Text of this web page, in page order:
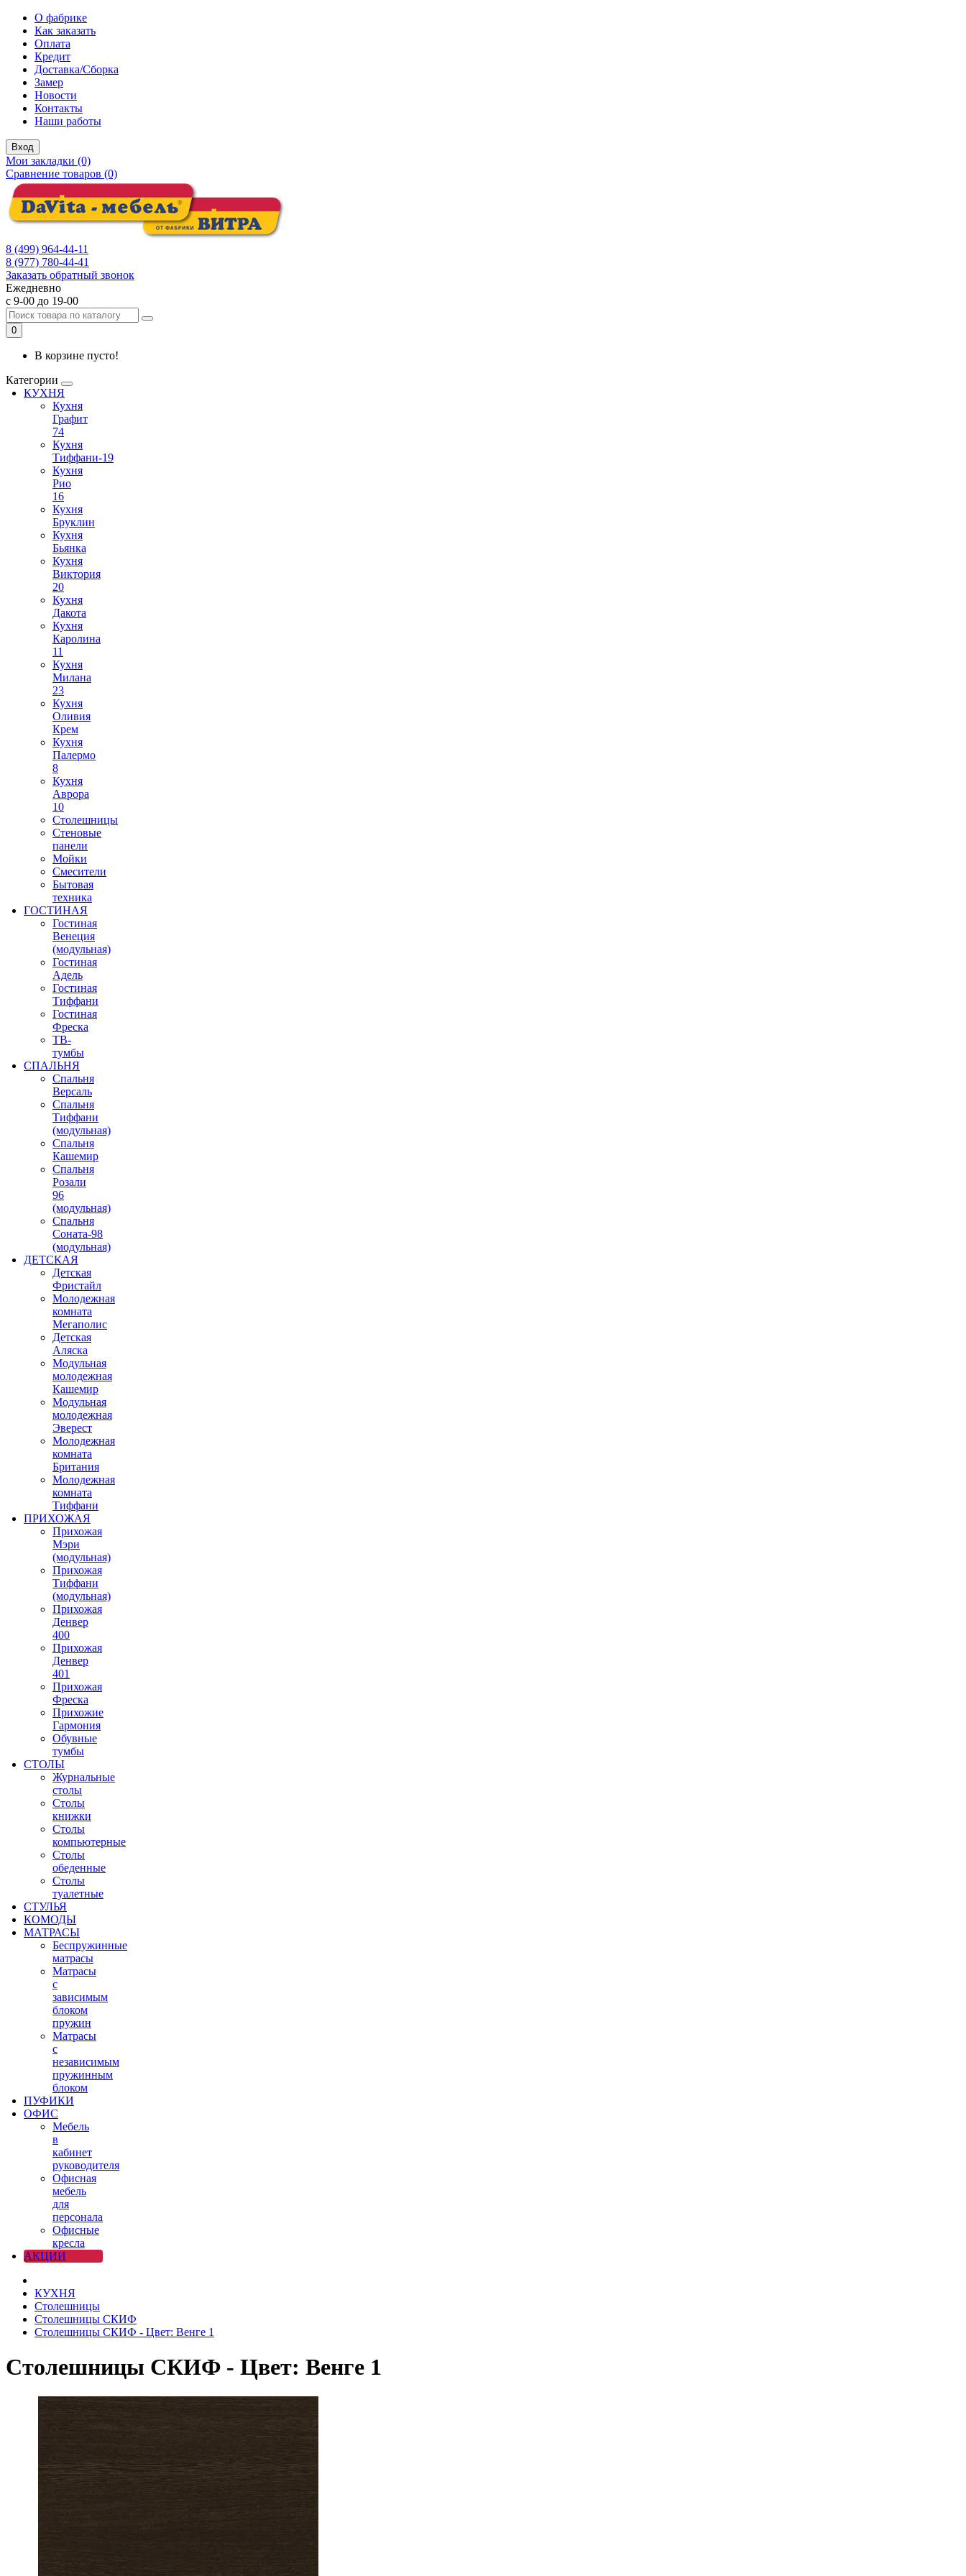
О фабрике
Как заказать
Оплата
Кредит
Доставка/Сборка
Замер
Новости
Контакты
Наши работы
Вход
Мои закладки (0)
Сравнение товаров (0)
8 (499) 964-44-11
8 (977) 780-44-41
Заказать обратный звонок
Ежедневно
с 9-00 до 19-00
0
В корзине пусто!
Категории
КУХНЯ
Кухня
Графит
74
Кухня
Тиффани-19
Кухня
Рио
16
Кухня
Бруклин
Кухня
Бьянка
Кухня
Виктория
20
Кухня
Дакота
Кухня
Каролина
11
Кухня
Милана
23
Кухня
Оливия
Крем
Кухня
Палермо
8
Кухня
Аврора
10
Столешницы
Стеновые
панели
Мойки
Смесители
Бытовая
техника
ГОСТИНАЯ
Гостиная
Венеция
(модульная)
Гостиная
Адель
Гостиная
Тиффани
Гостиная
Фреска
ТВ-
тумбы
СПАЛЬНЯ
Спальня
Версаль
Спальня
Тиффани
(модульная)
Спальня
Кашемир
Спальня
Розали
96
(модульная)
Спальня
Соната-98
(модульная)
ДЕТСКАЯ
Детская
Фристайл
Молодежная
комната
Мегаполис
Детская
Аляска
Модульная
молодежная
Кашемир
Модульная
молодежная
Эверест
Молодежная
комната
Британия
Молодежная
комната
Тиффани
ПРИХОЖАЯ
Прихожая
Мэри
(модульная)
Прихожая
Тиффани
(модульная)
Прихожая
Денвер
400
Прихожая
Денвер
401
Прихожая
Фреска
Прихожие
Гармония
Обувные
тумбы
СТОЛЫ
Журнальные
столы
Столы
книжки
Столы
компьютерные
Столы
обеденные
Столы
туалетные
СТУЛЬЯ
КОМОДЫ
МАТРАСЫ
Беспружинные
матрасы
Матрасы
с
зависимым
блоком
пружин
Матрасы
с
независимым
пружинным
блоком
ПУФИКИ
ОФИС
Мебель
в
кабинет
руководителя
Офисная
мебель
для
персонала
Офисные
кресла
АКЦИИ
КУХНЯ
Столешницы
Столешницы СКИФ
Столешницы СКИФ - Цвет: Венге 1
Столешницы СКИФ - Цвет: Венге 1